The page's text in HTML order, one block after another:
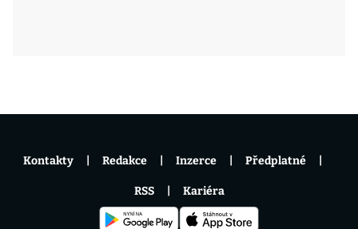
Kontakty Redakce Inzerce Předplatné
RSS Kariéra